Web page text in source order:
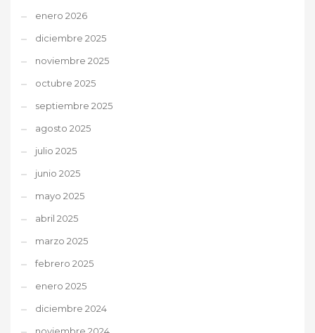
enero 2026
diciembre 2025
noviembre 2025
octubre 2025
septiembre 2025
agosto 2025
julio 2025
junio 2025
mayo 2025
abril 2025
marzo 2025
febrero 2025
enero 2025
diciembre 2024